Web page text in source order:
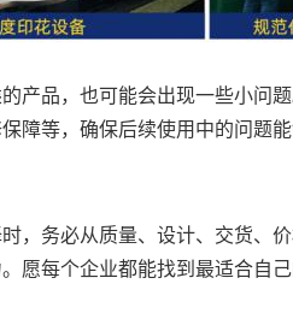
产品，也可能会出现一些小问
障等，确保后续使用中的问题能
，务必从质量、设计、交货、
每个企业都能找到最适合自